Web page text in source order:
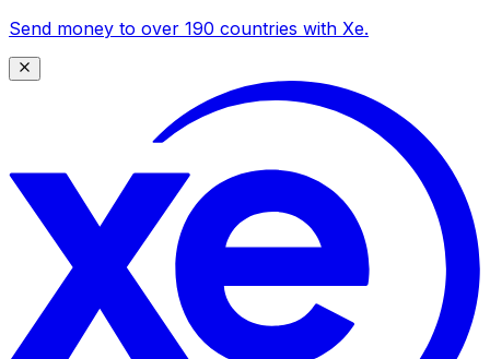
Send money to over 190 countries with Xe.